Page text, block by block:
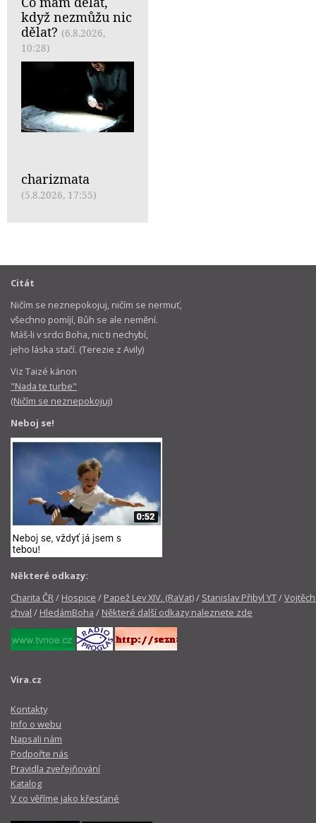
když nezmůžu nic
dělat? (6.8.2026,
10:28)
charizmata
(5.8.2026, 17:55)
Citát
Ničím se neznepokojuj, ničím se nermuť,
všechno pomíjí, Bůh se ale nemění.
Máš-li v srdci Boha, nic ti nechybí,
jeho láska stačí. (Terezie z Avily)
Viz Taizé kánon
"Nada te turbe"
(Ničím se neznepokojuj)
Neboj se!
Některé odkazy:
Charita ČR/ Hospice / Papež Lev XIV. (RaVat)/ Stanislav Přibyl YT/
chval / HledámBoha / Některé další odkazy naleznete zde
Vira.cz
Kontakty
Info o webu
Napsali nám
Podpořte nás
Pravidla zveřejňování
Katalog
V co věříme jako křesťané